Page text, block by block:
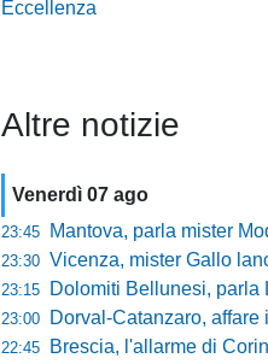
Eccellenza
Altre notizie
Venerdì 07 ago
23:45 Mantova, parla mister Modesto dopo il
23:30 Vicenza, mister Gallo lancia la sfida: «Ci
23:15 Dolomiti Bellunesi, parla Lattanzio:
23:00 Dorval-Catanzaro, affare in
22:45 Brescia, l'allarme di Corini: «Ci